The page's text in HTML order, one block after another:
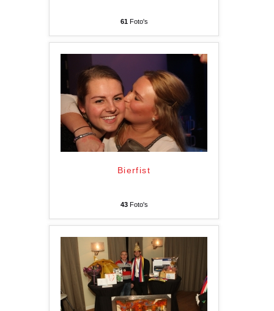
61Foto's
Bierfist
43Foto's